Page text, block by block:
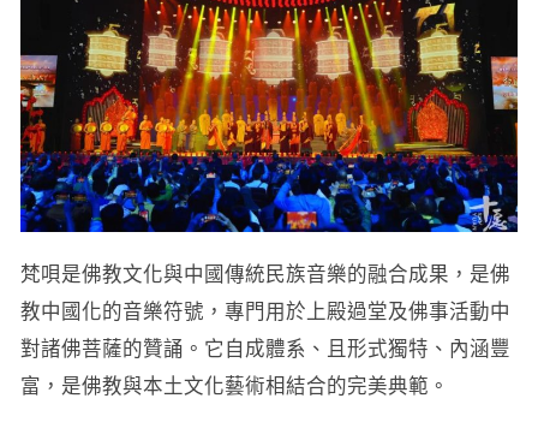
梵唄是佛教文化與中國傳統民族音樂的融合成果，是佛
教中國化的音樂符號，專門用於上殿過堂及佛事活動中
對諸佛菩薩的贊誦。它自成體系、且形式獨特、內涵豐
富，是佛教與本土文化藝術相結合的完美典範。